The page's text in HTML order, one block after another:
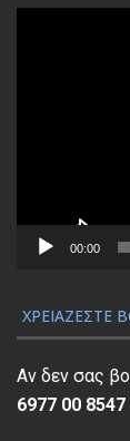
μ
ν
α
π
α
00:00
ΧΡΕΙΆΖΕΣΤΕ
Αν δεν σας
6977 00 8547